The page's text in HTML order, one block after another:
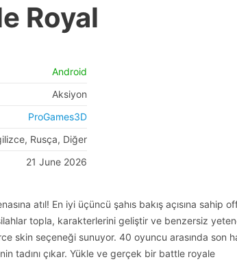
Royal
Android
Aksiyon
ProGames3D
Rusça, Diğer
21 June 2026
atıl! En iyi üçüncü şahıs bakış açısına sahip
topla, karakterlerini geliştir ve benzersiz
skin seçeneği sunuyor. 40 oyuncu arasında son
tadını çıkar. Yükle ve gerçek bir battle royale